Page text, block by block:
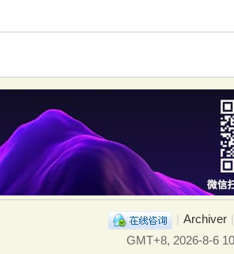
| Archiver |
GMT+8, 2026-8-6